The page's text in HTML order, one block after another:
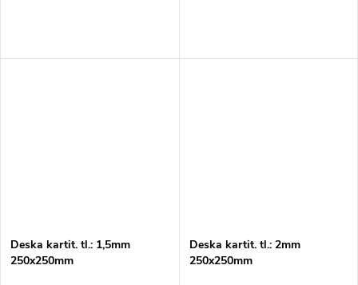
Deska kartit. tl.: 1,5mm
250x250mm
Deska kartit. tl.: 2mm
250x250mm